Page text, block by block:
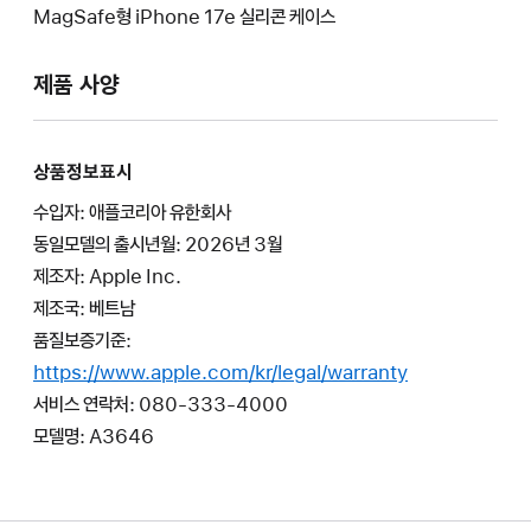
MagSafe형 iPhone 17e 실리콘 케이스
제품 사양
상품정보표시
수입자: 애플코리아 유한회사
동일모델의 출시년월: 2026년 3월
제조자: Apple Inc.
제조국: 베트남
품질보증기준:
https://www.apple.com/kr/legal/warranty
서비스 연락처: 080-333-4000
모델명: A3646